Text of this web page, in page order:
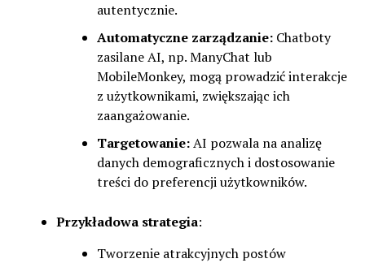
autentycznie.
Automatyczne zarządzanie:Chatboty
zasilane AI, np. ManyChat lub
MobileMonkey, mogą prowadzić interakcje
z użytkownikami, zwiększając ich
zaangażowanie.
Targetowanie:AI pozwala na analizę
danych demograficznych i dostosowanie
treści do preferencji użytkowników.
Przykładowa strategia:
Tworzenie atrakcyjnych postów